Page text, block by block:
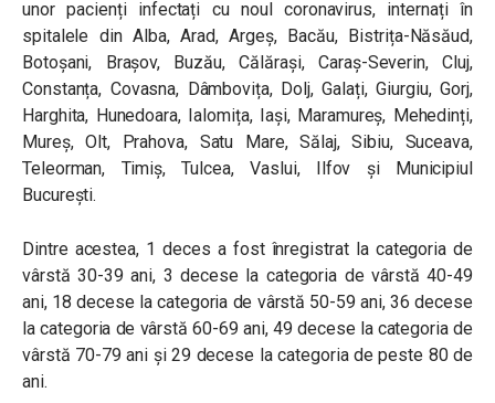
unor pacienți infectați cu noul coronavirus, internați în
spitalele din Alba, Arad, Argeș, Bacău, Bistrița-Năsăud,
Botoșani, Brașov, Buzău, Călărași, Caraș-Severin, Cluj,
Constanța, Covasna, Dâmbovița, Dolj, Galați, Giurgiu, Gorj,
Harghita, Hunedoara, Ialomița, Iași, Maramureș, Mehedinți,
Mureș, Olt, Prahova, Satu Mare, Sălaj, Sibiu, Suceava,
Teleorman, Timiș, Tulcea, Vaslui, Ilfov și Municipiul
București.
Dintre acestea, 1 deces a fost înregistrat la categoria de
vârstă 30-39 ani, 3 decese la categoria de vârstă 40-49
ani, 18 decese la categoria de vârstă 50-59 ani, 36 decese
la categoria de vârstă 60-69 ani, 49 decese la categoria de
vârstă 70-79 ani și 29 decese la categoria de peste 80 de
ani.